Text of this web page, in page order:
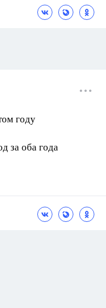
году
за оба года